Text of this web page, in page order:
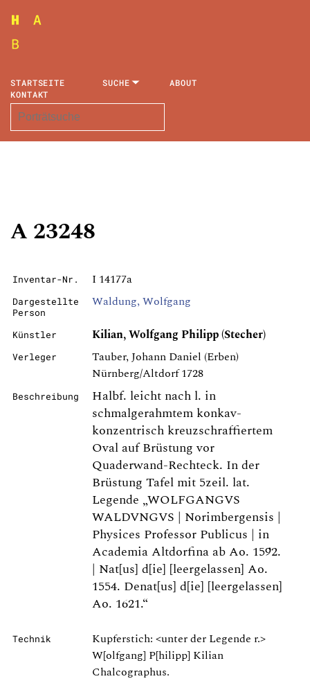
STARTSEITE SUCHE
ABOUT
KONTAKT
A 23248
Inventar-Nr. I 14177a
Dargestellte
Person
Waldung, Wolfgang
Künstler Kilian, Wolfgang Philipp (Stecher)
Verleger
Tauber, Johann Daniel (Erben)
Nürnberg/Altdorf 1728
Beschreibung
Halbf. leicht nach l. in
schmalgerahmtem konkav-
konzentrisch kreuzschraffiertem
Oval auf Brüstung vor
Quaderwand-Rechteck. In der
Brüstung Tafel mit 5zeil. lat.
Legende „WOLFGANGVS
WALDVNGVS | Norimbergensis |
Physices Professor Publicus | in
Academia Altdorfina ab Ao. 1592.
| Nat[us] d[ie] [leergelassen] Ao.
1554. Denat[us] d[ie] [leergelassen]
Ao. 1621.“
Technik
Kupferstich: <unter der Legende r.>
W[olfgang] P[hilipp] Kilian
Chalcographus.